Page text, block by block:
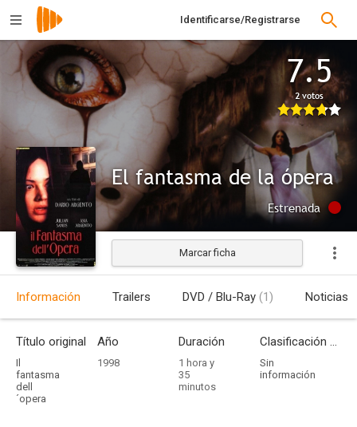
Identificarse/Registrarse
7.5
2 votos
El fantasma de la ópera
Estrenada
Marcar ficha
Información Trailers DVD / Blu-Ray (1) Noticias
Título original
Il
fantasma
dell
´opera
Año
1998
Duración
1 hora y
35
minutos
Clasificación por edades
Sin
información